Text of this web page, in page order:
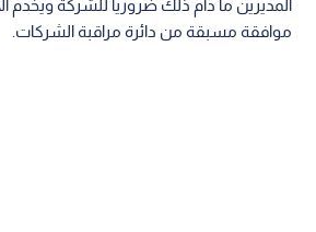
المديرين ما دام ذلك ضروريا للشركة ويخدم
موافقة مسبقة من دائرة مراقبة الشركات.